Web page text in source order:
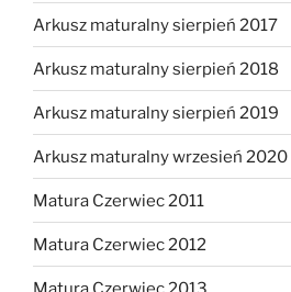
Arkusz maturalny sierpień 2017
Arkusz maturalny sierpień 2018
Arkusz maturalny sierpień 2019
Arkusz maturalny wrzesień 2020
Matura Czerwiec 2011
Matura Czerwiec 2012